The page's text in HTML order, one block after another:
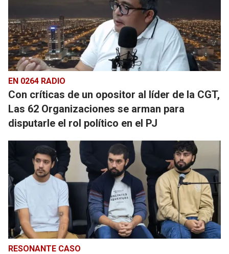
EN 0264 RADIO
Con críticas de un opositor al líder de la CGT,
Las 62 Organizaciones se arman para
disputarle el rol político en el PJ
RESONANTE CASO